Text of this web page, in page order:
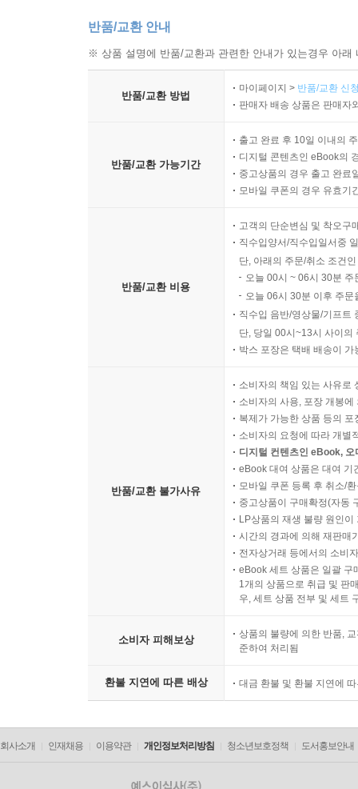
반품/교환 안내
※ 상품 설명에 반품/교환과 관련한 안내가 있는경우 아
반품/교환 방법
마이페이지 > 반품/교환 신
판매자 배송 상품은 판매자
반품/교환 가능기간
출고 완료 후 10일 이내의
디지털 콘텐츠인 eBook의
중고상품의 경우 출고 완료
모바일 쿠폰의 경우 유효기
반품/교환 비용
고객의 단순변심 및 착오구
직수입양서/직수입일서중
단, 아래의 주문/취소 조건
오늘 00시 ~ 06시 30분
오늘 06시 30분 이후 주
직수입 음반/영상물/기프트
단, 당일 00시~13시 사이의
박스 포장은 택배 배송이
반품/교환 불가사유
소비자의 책임 있는 사유로
소비자의 사용, 포장 개봉
복제가 가능한 상품 등의
소비자의 요청에 따라 개별
디지털 컨텐츠인 eBook,
eBook 대여 상품은 대여 기
모바일 쿠폰 등록 후 취소/
중고상품이 구매확정(자동
LP상품의 재생 불량 원인
시간의 경과에 의해 재판매
전자상거래 등에서의 소비
eBook 세트 상품은 일괄 구
1개의 상품으로 취급 및 판
우, 세트 상품 전부 및 세트
소비자 피해보상
상품의 불량에 의한 반품,
준하여 처리됨
환불 지연에 따른 배상 대금 환불 및 환불 지연에
회사소개 인재채용 이용약관 개인정보처리방침 청소년보호정책 도서홍보안내